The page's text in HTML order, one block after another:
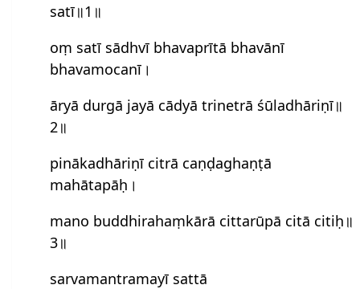
satī॥1॥
oṃ satī sādhvī bhavaprītā bhavānī
bhavamocanī।
āryā durgā jayā cādyā trinetrā śūladhāriṇī॥
2॥
pinākadhāriṇī citrā caṇḍaghaṇṭā
mahātapāḥ।
mano buddhirahaṃkārā cittarūpā citā citiḥ॥
3॥
sarvamantramayī sattā